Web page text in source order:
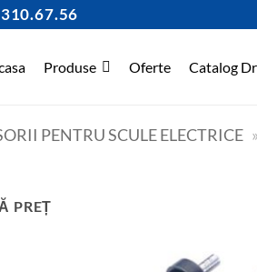
Produse Oferte Catalog
PENTRU SCULE ELECTRICE »
PREȚ